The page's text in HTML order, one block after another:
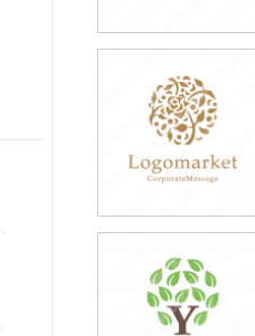
49,800円
(税込54,780円)
49,800円
(税込54,780円)